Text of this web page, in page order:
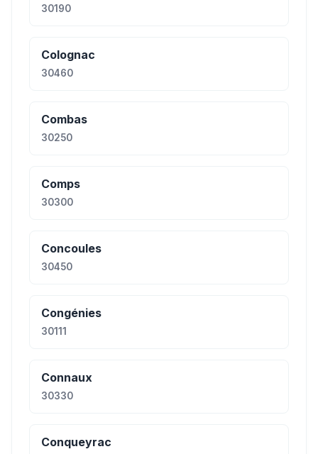
30190
Colognac
30460
Combas
30250
Comps
30300
Concoules
30450
Congénies
30111
Connaux
30330
Conqueyrac